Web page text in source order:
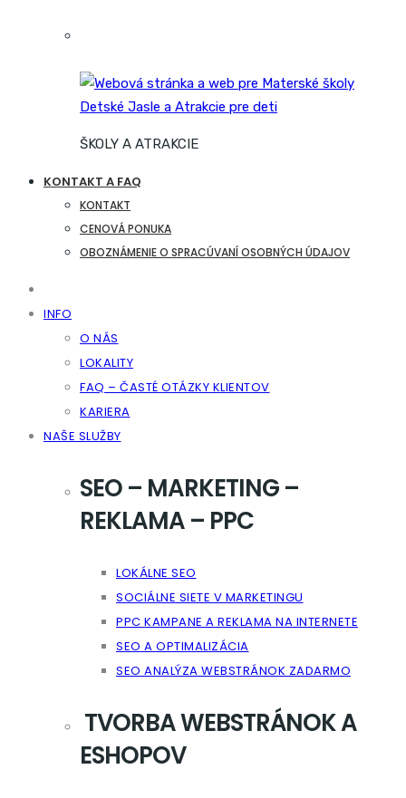
ŠKOLY A ATRAKCIE
KONTAKT A FAQ
KONTAKT
CENOVÁ PONUKA
OBOZNÁMENIE O SPRACÚVANÍ OSOBNÝCH ÚDAJOV
INFO
O NÁS
LOKALITY
FAQ – ČASTÉ OTÁZKY KLIENTOV
KARIERA
NAŠE SLUŽBY
SEO – MARKETING –
REKLAMA – PPC
LOKÁLNE SEO
SOCIÁLNE SIETE V MARKETINGU
PPC KAMPANE A REKLAMA NA INTERNETE
SEO A OPTIMALIZÁCIA
SEO ANALÝZA WEBSTRÁNOK ZADARMO
TVORBA WEBSTRÁNOK A
ESHOPOV